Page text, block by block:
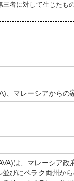
者に対して生じた
、マレーシアから
は、マレーシア
びにペラク両州か